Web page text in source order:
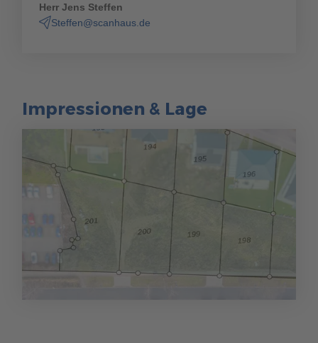
Herr Jens Steffen
Steffen@scanhaus.de
Impressionen & Lage